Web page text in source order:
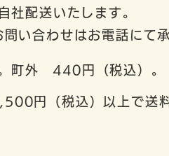
社配送いたします。
い合わせはお電話にて
町外 440円（税込）。
円（税込）以上で送